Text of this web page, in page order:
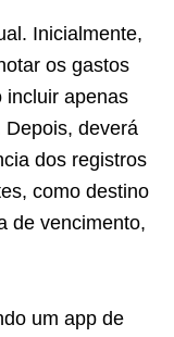
Inicialmente,
os gastos
incluir apenas
Depois, deverá
dos registros
como destino
de vencimento,
um app de